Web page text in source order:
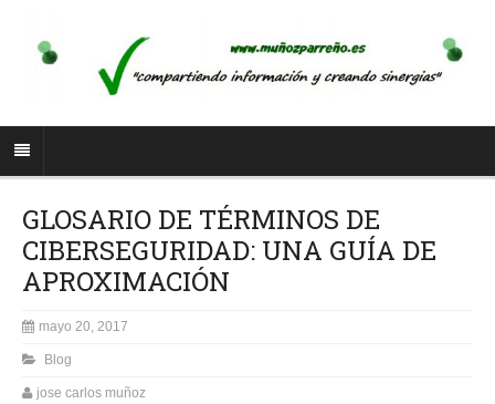
GLOSARIO DE TÉRMINOS DE
CIBERSEGURIDAD: UNA GUÍA DE
APROXIMACIÓN
mayo 20, 2017
Blog
jose carlos muñoz